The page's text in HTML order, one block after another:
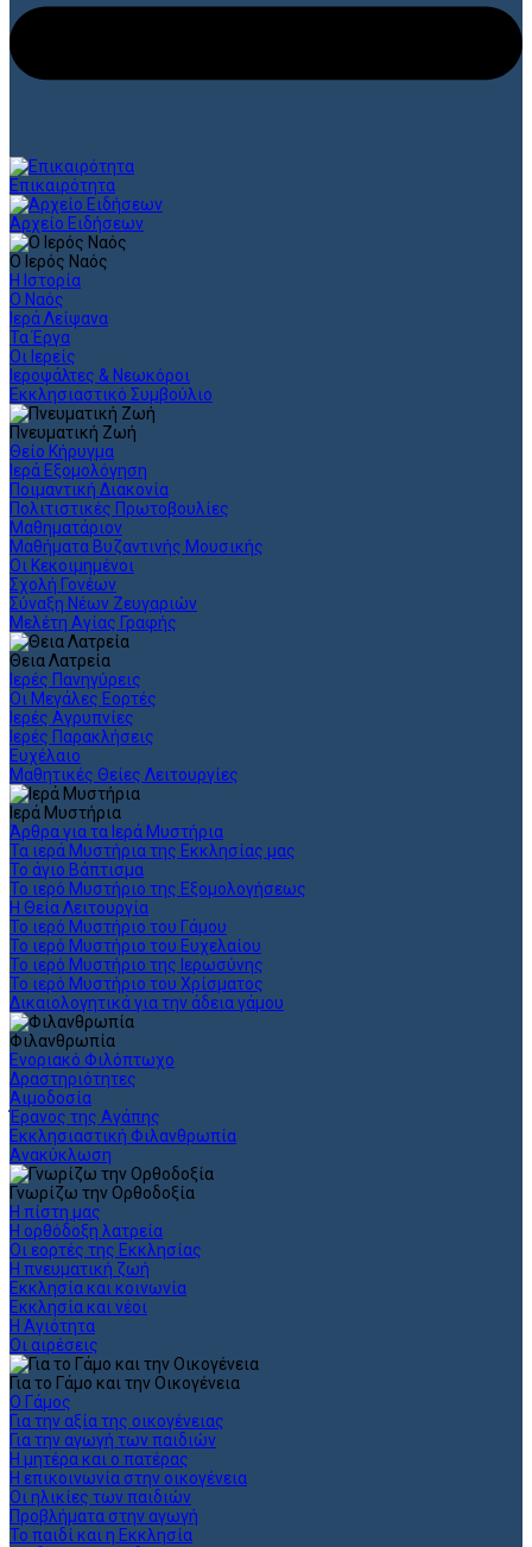
Επικαιρότητα
Αρχείο Ειδήσεων
Ο Ιερός Ναός
Η Ιστορία
Ο Ναός
Ιερά Λείψανα
Τα Έργα
Οι Ιερείς
Ιεροψάλτες & Νεωκόροι
Εκκλησιαστικό Συμβούλιο
Πνευματική Ζωή
Θείο Κήρυγμα
Ιερά Εξομολόγηση
Ποιμαντική Διακονία
Πολιτιστικές Πρωτοβουλίες
Μαθηματάριον
Μαθήματα Βυζαντινής Μουσικής
Οι Κεκοιμημένοι
Σχολή Γονέων
Σύναξη Νέων Ζευγαριών
Μελέτη Αγίας Γραφής
Θεια Λατρεία
Ιερές Πανηγύρεις
Οι Μεγάλες Εορτές
Ιερές Αγρυπνίες
Ιερές Παρακλήσεις
Ευχέλαιο
Μαθητικές Θείες Λειτουργίες
Ιερά Μυστήρια
Άρθρα για τα Ιερά Μυστήρια
Τα ιερά Μυστήρια της Εκκλησίας μας
Το άγιο Βάπτισμα
Το ιερό Μυστήριο της Εξομολογήσεως
Η Θεία Λειτουργία
Το ιερό Μυστήριο του Γάμου
Το ιερό Μυστήριο του Ευχελαίου
Το ιερό Μυστήριο της Ιερωσύνης
Το ιερό Μυστήριο του Χρίσματος
Δικαιολογητικά για την άδεια γάμου
Φιλανθρωπία
Ενοριακό Φιλόπτωχο
Δραστηριότητες
Αιμοδοσία
Έρανος της Αγάπης
Εκκλησιαστική Φιλανθρωπία
Ανακύκλωση
Γνωρίζω την Ορθοδοξία
Η πίστη μας
Η ορθόδοξη λατρεία
Οι εορτές της Εκκλησίας
Η πνευματική ζωή
Εκκλησία και κοινωνία
Εκκλησία και νέοι
Η Αγιότητα
Οι αιρέσεις
Για το Γάμο και την Οικογένεια
Ο Γάμος
Για την αξία της οικογένειας
Για την αγωγή των παιδιών
Η μητέρα και ο πατέρας
Η επικοινωνία στην οικογένεια
Οι ηλικίες των παιδιών
Προβλήματα στην αγωγή
Το παιδί και η Εκκλησία